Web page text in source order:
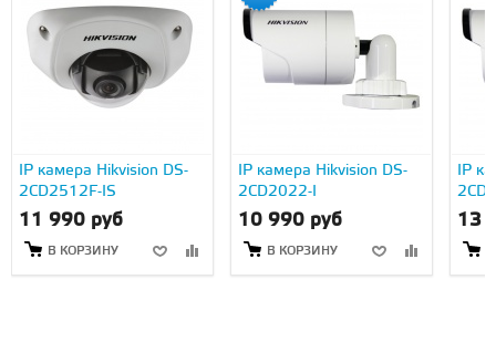
IP камера Hikvision DS-
2CD2512F-IS
11 990 руб
В КОРЗИНУ
IP камера Hikvision DS-
2CD2022-I
10 990 руб
В КОРЗИНУ
IP
13